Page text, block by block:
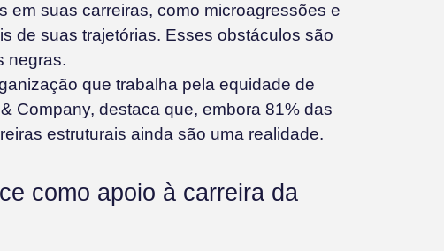
em suas carreiras, como microagressões e
de suas trajetórias. Esses obstáculos são
negras.
que trabalha pela equidade de
Company, destaca que, embora 81% das
estruturais ainda são uma realidade.
como apoio à carreira da